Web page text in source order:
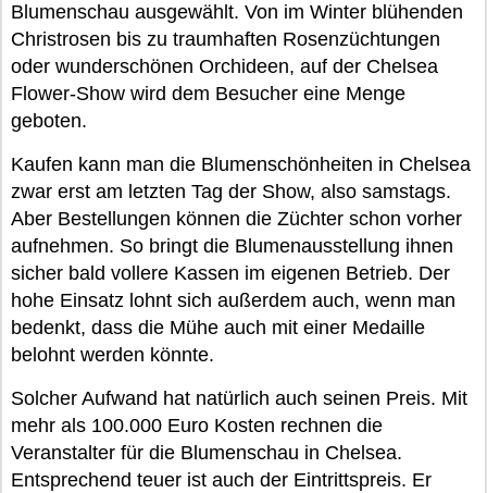
Blumenschau ausgewählt. Von im Winter blühenden
Christrosen bis zu traumhaften Rosenzüchtungen
oder wunderschönen Orchideen, auf der Chelsea
Flower-Show wird dem Besucher eine Menge
geboten.
Kaufen kann man die Blumenschönheiten in Chelsea
zwar erst am letzten Tag der Show, also samstags.
Aber Bestellungen können die Züchter schon vorher
aufnehmen. So bringt die Blumenausstellung ihnen
sicher bald vollere Kassen im eigenen Betrieb. Der
hohe Einsatz lohnt sich außerdem auch, wenn man
bedenkt, dass die Mühe auch mit einer Medaille
belohnt werden könnte.
Solcher Aufwand hat natürlich auch seinen Preis. Mit
mehr als 100.000 Euro Kosten rechnen die
Veranstalter für die Blumenschau in Chelsea.
Entsprechend teuer ist auch der Eintrittspreis. Er